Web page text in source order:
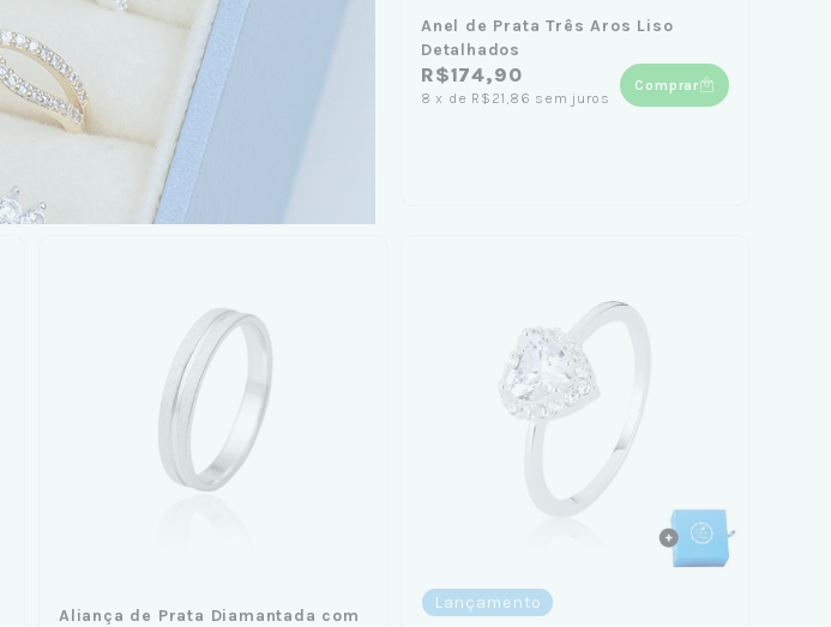
Anel de Prata Três Aros Liso
Detalhados
R$174,90
8 x de R$21,86 sem juros
Comprar
Aliança de Prata Diamantada com
Lançamento